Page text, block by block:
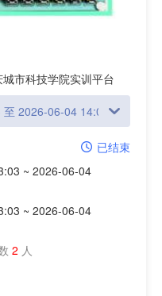
城市科技学院实训平台
~ 2026-06-04
~ 2026-06-04
2 人
已结束